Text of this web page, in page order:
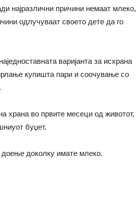
најразлични причини немаат млеко,
одлучуваат своето дете да го
варијанта за исхрана
купишта пари и соочување со
храна во првите месеци од животот,
буџет.
доколку имате млеко.